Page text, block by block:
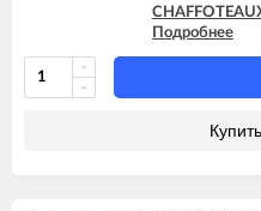
Подробнее